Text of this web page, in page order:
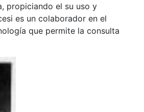
propiciando el su uso y
es un colaborador en el
que permite la consulta